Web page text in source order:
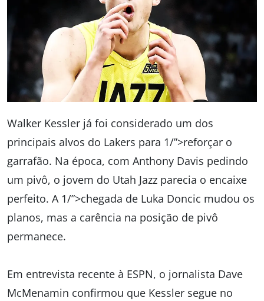
Walker Kessler já foi considerado um dos
principais alvos do Lakers para 1/”>reforçar o
garrafão. Na época, com Anthony Davis pedindo
um pivô, o jovem do Utah Jazz parecia o encaixe
perfeito. A 1/”>chegada de Luka Doncic mudou os
planos, mas a carência na posição de pivô
permanece.
Em entrevista recente à ESPN, o jornalista Dave
McMenamin confirmou que Kessler segue no